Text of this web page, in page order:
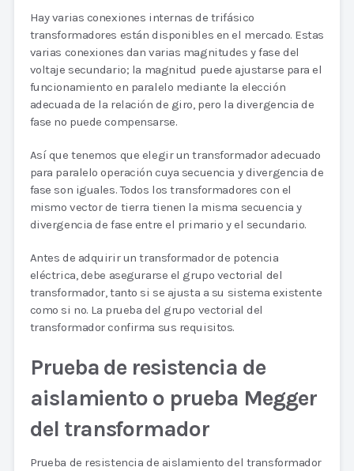
Hay varias conexiones internas de trifásico
transformadores están disponibles en el mercado. Estas
varias conexiones dan varias magnitudes y fase del
voltaje secundario; la magnitud puede ajustarse para el
funcionamiento en paralelo mediante la elección
adecuada de la relación de giro, pero la divergencia de
fase no puede compensarse.
Así que tenemos que elegir un transformador adecuado
para paralelo operación cuya secuencia y divergencia de
fase son iguales. Todos los transformadores con el
mismo vector de tierra tienen la misma secuencia y
divergencia de fase entre el primario y el secundario.
Antes de adquirir un transformador de potencia
eléctrica, debe asegurarse el grupo vectorial del
transformador, tanto si se ajusta a su sistema existente
como si no. La prueba del grupo vectorial del
transformador confirma sus requisitos.
Prueba de resistencia de
aislamiento o prueba Megger
del transformador
Prueba de resistencia de aislamiento del transformador